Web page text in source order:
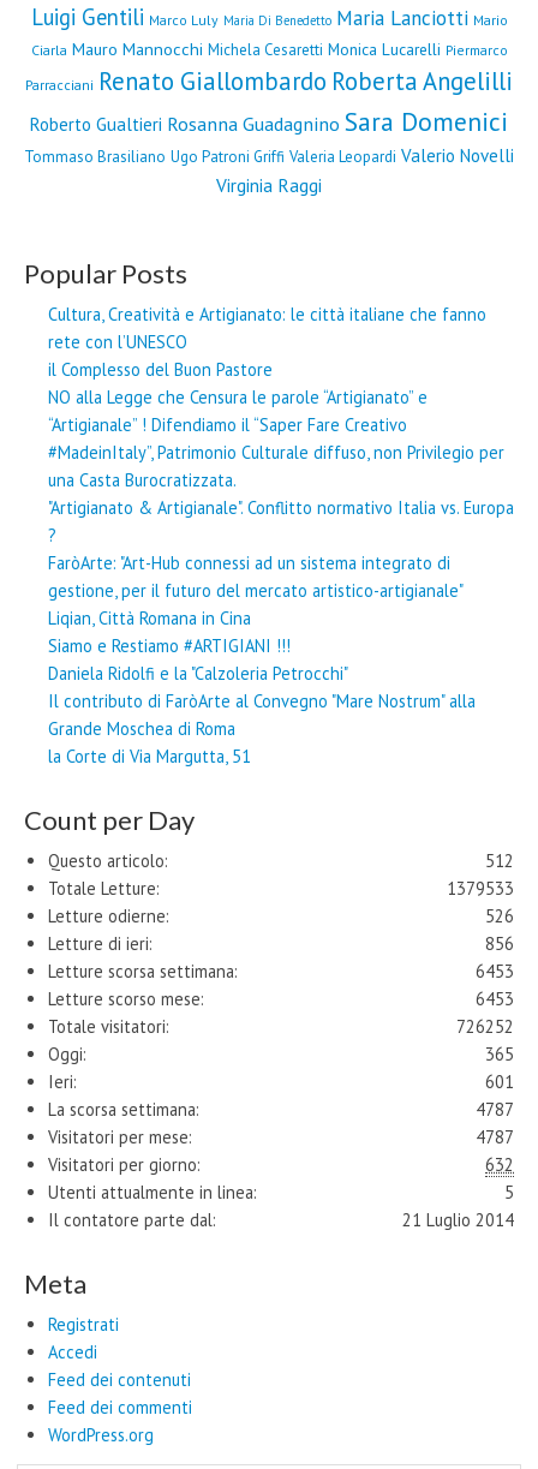
Luigi Gentili Marco Luly Maria Di Benedetto Maria Lanciotti Mario
Ciarla Mauro Mannocchi Michela Cesaretti Monica Lucarelli Piermarco
Parracciani Renato Giallombardo Roberta Angelilli
Roberto Gualtieri Rosanna Guadagnino Sara Domenici
Tommaso Brasiliano Ugo Patroni Griffi Valeria Leopardi Valerio Novelli
Virginia Raggi
Popular Posts
Cultura, Creatività e Artigianato: le città italiane che fanno
rete con l’UNESCO
il Complesso del Buon Pastore
NO alla Legge che Censura le parole “Artigianato” e
“Artigianale” ! Difendiamo il “Saper Fare Creativo
#MadeinItaly”, Patrimonio Culturale diffuso, non Privilegio per
una Casta Burocratizzata.
"Artigianato & Artigianale". Conflitto normativo Italia vs. Europa
?
FaròArte: "Art-Hub connessi ad un sistema integrato di
gestione, per il futuro del mercato artistico-artigianale"
Liqian, Città Romana in Cina
Siamo e Restiamo #ARTIGIANI !!!
Daniela Ridolfi e la "Calzoleria Petrocchi"
Il contributo di FaròArte al Convegno "Mare Nostrum" alla
Grande Moschea di Roma
la Corte di Via Margutta, 51
Count per Day
512
Questo articolo:
1379533
Totale Letture:
526
Letture odierne:
856
Letture di ieri:
6453
Letture scorsa settimana:
6453
Letture scorso mese:
726252
Totale visitatori:
365
Oggi:
601
Ieri:
4787
La scorsa settimana:
4787
Visitatori per mese:
632
Visitatori per giorno:
5
Utenti attualmente in linea:
21 Luglio 2014
Il contatore parte dal:
Meta
Registrati
Accedi
Feed dei contenuti
Feed dei commenti
WordPress.org